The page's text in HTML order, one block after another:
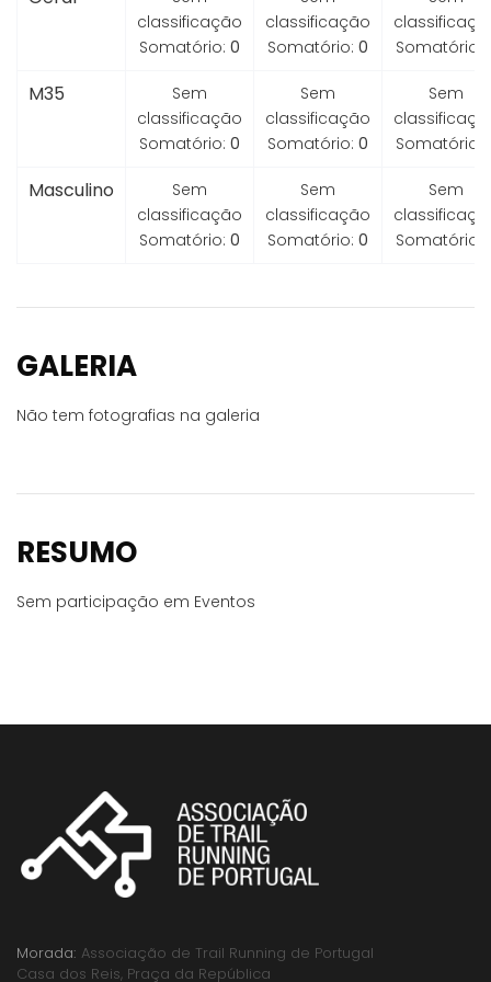
classificação
Somatório: 0
classificação
Somatório: 0
Somatório:
M35
Sem
classificação
Somatório: 0
Sem
classificação
Somatório: 0
Sem
Somatório:
Masculino
Sem
classificação
Somatório: 0
Sem
classificação
Somatório: 0
Sem
Somatório:
GALERIA
Não tem fotografias na galeria
RESUMO
Sem participação em Eventos
Morada: Associação de Trail Running de Portugal
Casa dos Reis, Praça da República